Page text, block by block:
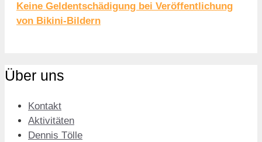
Keine Geldentschädigung bei Veröffentlichung
von Bikini-Bildern
Über uns
Kontakt
Aktivitäten
Dennis Tölle